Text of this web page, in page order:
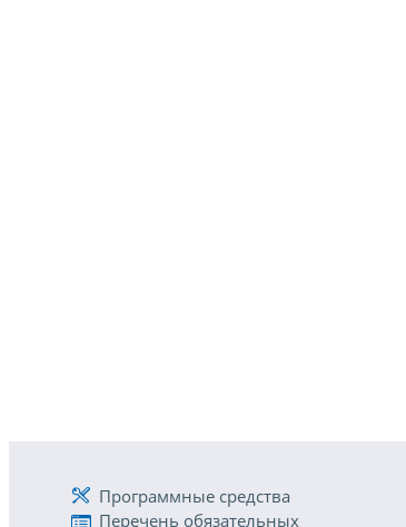
Программные средства
Перечень обязательных